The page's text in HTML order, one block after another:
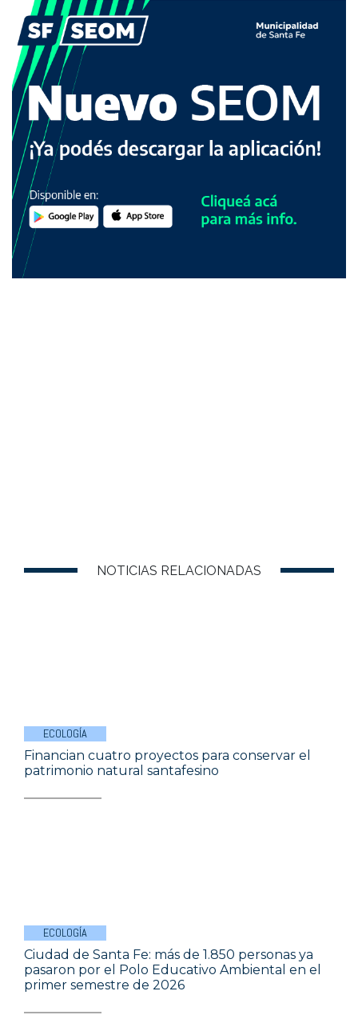
NOTICIAS RELACIONADAS
ECOLOGÍA
Financian cuatro proyectos para conservar el
patrimonio natural santafesino
ECOLOGÍA
Ciudad de Santa Fe: más de 1.850 personas ya
pasaron por el Polo Educativo Ambiental en el
primer semestre de 2026